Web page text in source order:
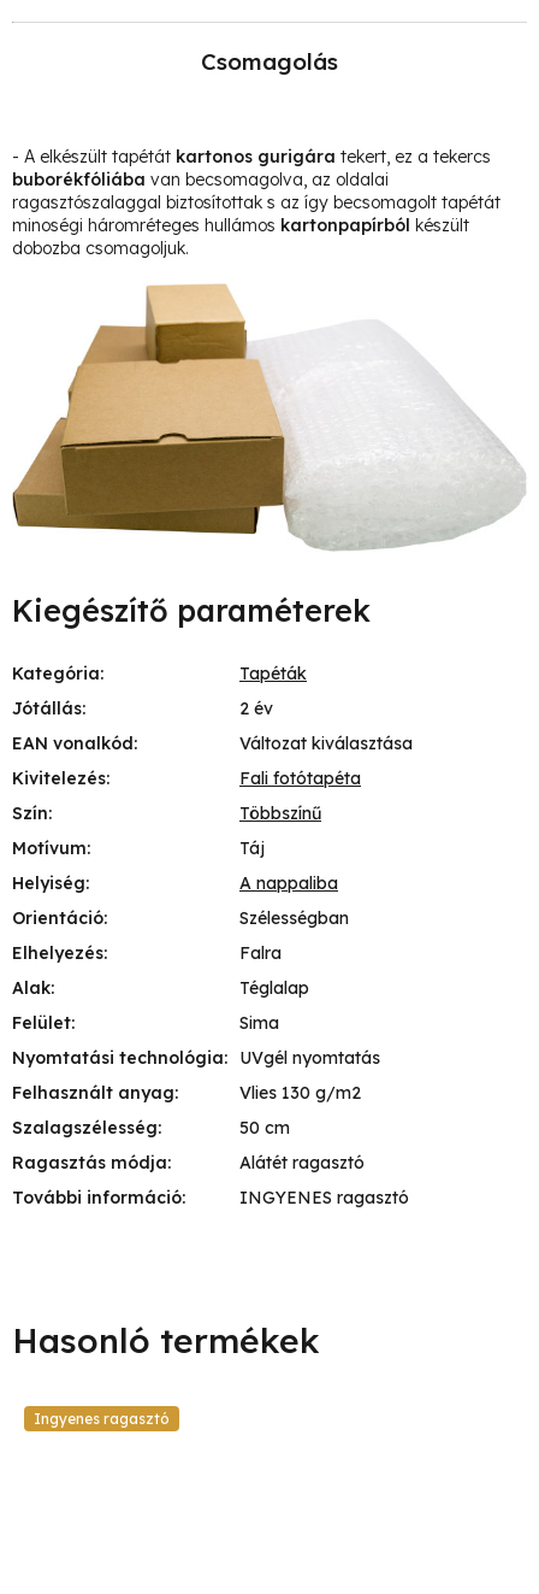
Csomagolás
- A elkészült tapétát kartonos gurigára tekert, ez a tekercs
buborékfóliába van becsomagolva, az oldalai
ragasztószalaggal biztosítottak s az így becsomagolt tapétát
minoségi háromréteges hullámos kartonpapírból készült
dobozba csomagoljuk.
Kiegészítő paraméterek
Kategória:
Tapéták
Jótállás:
2 év
EAN vonalkód:
Változat kiválasztása
Kivitelezés:
Fali fotótapéta
Szín:
Többszínű
Motívum:
Táj
Helyiség:
A nappaliba
Orientáció:
Szélességban
Elhelyezés:
Falra
Alak:
Téglalap
Felület:
Sima
Nyomtatási technológia:
UVgél nyomtatás
Felhasznált anyag:
Vlies 130 g/m2
Szalagszélesség:
50 cm
Ragasztás módja:
Alátét ragasztó
További információ: INGYENES ragasztó
Ingyenes ragasztó